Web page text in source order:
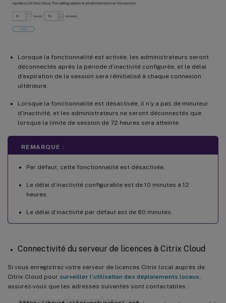
Lorsque la fonctionnalité est activée, les administrateurs seront
déconnectés après la période d’inactivité configurée, et le délai
d’expiration de la session sera réinitialisé à chaque connexion
ultérieure.
Lorsque la fonctionnalité est désactivée, il n’y a pas de minuteur
d’inactivité, et les administrateurs ne seront déconnectés que
lorsque la limite de session de 72 heures sera atteinte.
REMARQUE :
Par défaut, cette fonctionnalité est désactivée.
Le délai d’inactivité configurable est de 10 minutes à 12
heures.
Le délai d’inactivité par défaut est de 60 minutes.
Connectivité du serveur de licences à Citrix Cloud
Si vous enregistrez votre serveur de licences Citrix local auprès de
Citrix Cloud pour surveiller l’utilisation des déploiements locaux
assurez-vous que les adresses suivantes sont contactables :